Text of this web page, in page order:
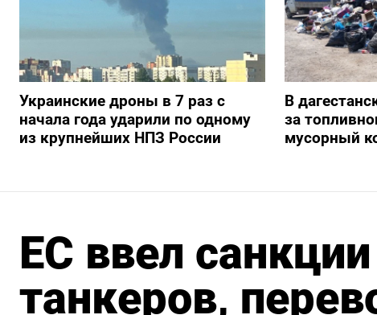
Украинские дроны в 7 раз с
начала года ударили по одному
из крупнейших НПЗ России
В
за
мусорный
ЕС ввел
танкеров,